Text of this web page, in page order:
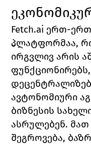
Fetch.ai ერთ-
პლატფორმაა,
ირგვლივ არის
ავტონომიური
ბიზნესის
ასრულებენ.
შეგროვება,